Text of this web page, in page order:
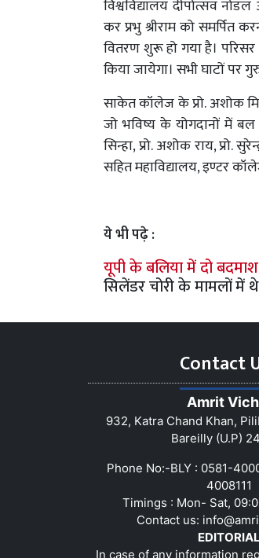
विश्वविद्यालय दीपोत्सव
कर प्रभु श्रीराम को समर्पित
वितरण शुरू हो गया है।
किया जायेगा। सभी घाटों पर
साकेत कॉलेज के प्रो. अशोक
जो भविष्य के योगदानों में
सिन्हा, प्रो. अशोक राय, प्रो.
सहित महाविद्यालय, इण्टर
ये भी पढ़े :
यूपी के बलिया में दो बदमाश
सिलेंडर चोरी के मामलों में
Contact
Amrit
932, Katra Chand Khan,
Bareilly (U.P)
Phone No:-BLY : 0581-
4008111
Timings : Mon- Sat,
Contact us:
EDITORIAL
In case of any information